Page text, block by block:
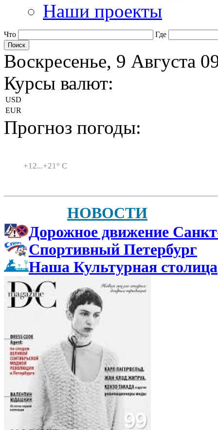
Наши проекты
Что Где
Воскресенье, 9 Августа
Курсы валют:
USD
EUR
Прогноз погоды:
+12...+21° C
НОВОСТИ
Дорожное движение
Спортивный Петербург
Наша Культурная столица